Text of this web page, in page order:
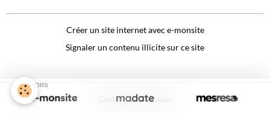
Créer un site internet avec e-monsite
Signaler un contenu illicite sur ce site
Gestion des cookies
SPONSORS